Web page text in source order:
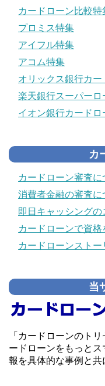
カードローン比較特
プロミス特集
アイフル特集
アコム特集
オリックス銀行カ
楽天銀行スーパーロ
イオン銀行カードロ
カ
カードローン審査に
消費者金融の審査に
即日キャッシングの
カードローンで資格
カードローンストー
当
「カードローンのト
ードローンをもっと
報を具体的な事例と共